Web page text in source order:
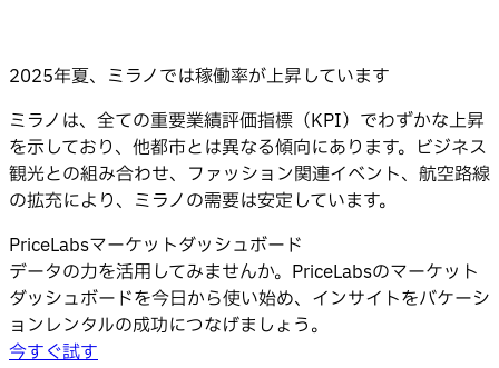
2025年夏、ミラノでは稼働率が上昇しています
ミラノは、全ての重要業績評価指標（KPI）でわずかな上昇
を示しており、他都市とは異なる傾向にあります。ビジネス
観光との組み合わせ、ファッション関連イベント、航空路線
の拡充により、ミラノの需要は安定しています。
PriceLabsマーケットダッシュボード
データの力を活用してみませんか。PriceLabsのマーケット
ダッシュボードを今日から使い始め、インサイトをバケーシ
ョンレンタルの成功につなげましょう。
今すぐ試す